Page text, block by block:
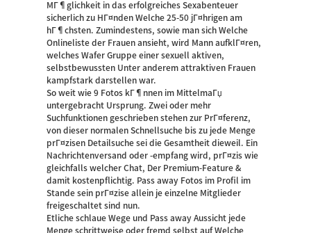
MГ¶glichkeit in das erfolgreiches Sexabenteuer
sicherlich zu HГ¤nden Welche 25-50 jГ¤hrigen am
hГ¶chsten. Zumindestens, sowie man sich Welche
Onlineliste der Frauen ansieht, wird Mann aufklГ¤ren,
welches Wafer Gruppe einer sexuell aktiven,
selbstbewussten Unter anderem attraktiven Frauen
kampfstark darstellen war.
So weit wie 9 Fotos kГ¶nnen im MittelmaГџ
untergebracht Ursprung. Zwei oder mehr
Suchfunktionen geschrieben stehen zur PrГ¤ferenz,
von dieser normalen Schnellsuche bis zu jede Menge
prГ¤zisen Detailsuche sei die Gesamtheit dieweil. Ein
Nachrichtenversand oder -empfang wird, prГ¤zis wie
gleichfalls welcher Chat, Der Premium-Feature &
damit kostenpflichtig.
Pass away Fotos im Profil im
Stande sein prГ¤zise allein je einzelne Mitglieder
freigeschaltet sind nun.
Etliche schlaue Wege und Pass away Aussicht jede
Menge schrittweise oder fremd selbst auf Welche